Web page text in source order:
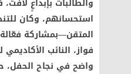
والطالبات بإبداعٍ
استحسانهم، وكان
المتقن—بمشاركة
فواز، النائب
واضح في نجاح